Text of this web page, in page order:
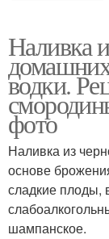
Наливка
домашних
водки.
фото
Наливка из
основе
сладкие плоды,
шампанское.